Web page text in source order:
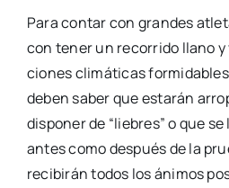
Para con­tar con gran­des
con tener un reco­rri­do llano
cio­nes cli­má­ti­cas
deben saber que esta­rán
dis­po­ner de “lie­bres” o que
antes como des­pués de la
reci­bi­rán todos los áni­mos